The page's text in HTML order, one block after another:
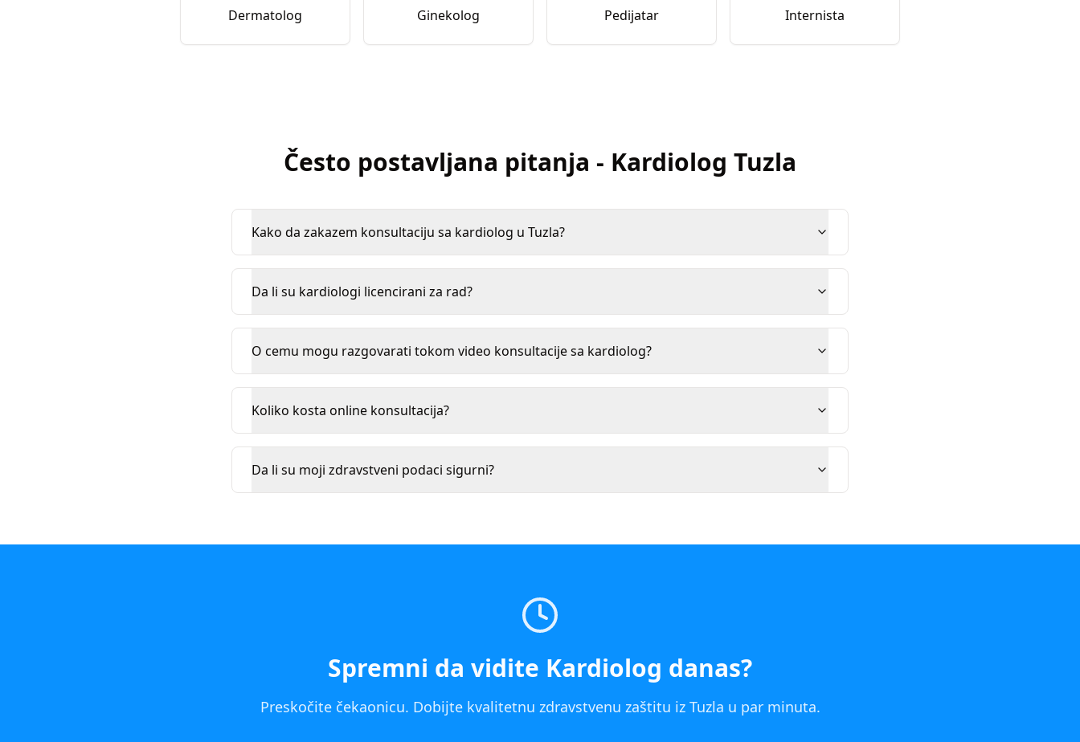
Dermatolog Ginekolog Pedijatar Internista
Često postavljana pitanja - Kardiolog Tuzla
Kako da zakazem konsultaciju sa kardiolog u Tuzla?
Da li su kardiologi licencirani za rad?
O cemu mogu razgovarati tokom video konsultacije sa kardiolog?
Koliko kosta online konsultacija?
Da li su moji zdravstveni podaci sigurni?
Spremni da vidite Kardiolog danas?
Preskočite čekaonicu. Dobijte kvalitetnu zdravstvenu zaštitu iz Tuzla u par minuta.